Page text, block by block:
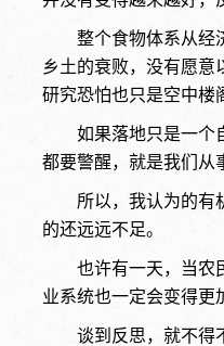
整个食物体系从经
乡土的衰败，没有愿
研究恐怕也只是空中楼
如果落地只是一个
都要警醒，就是我们从
所以，我认为的有
的还远远不足。
也许有一天，当农
业系统也一定会变得更
谈到反思，就不得